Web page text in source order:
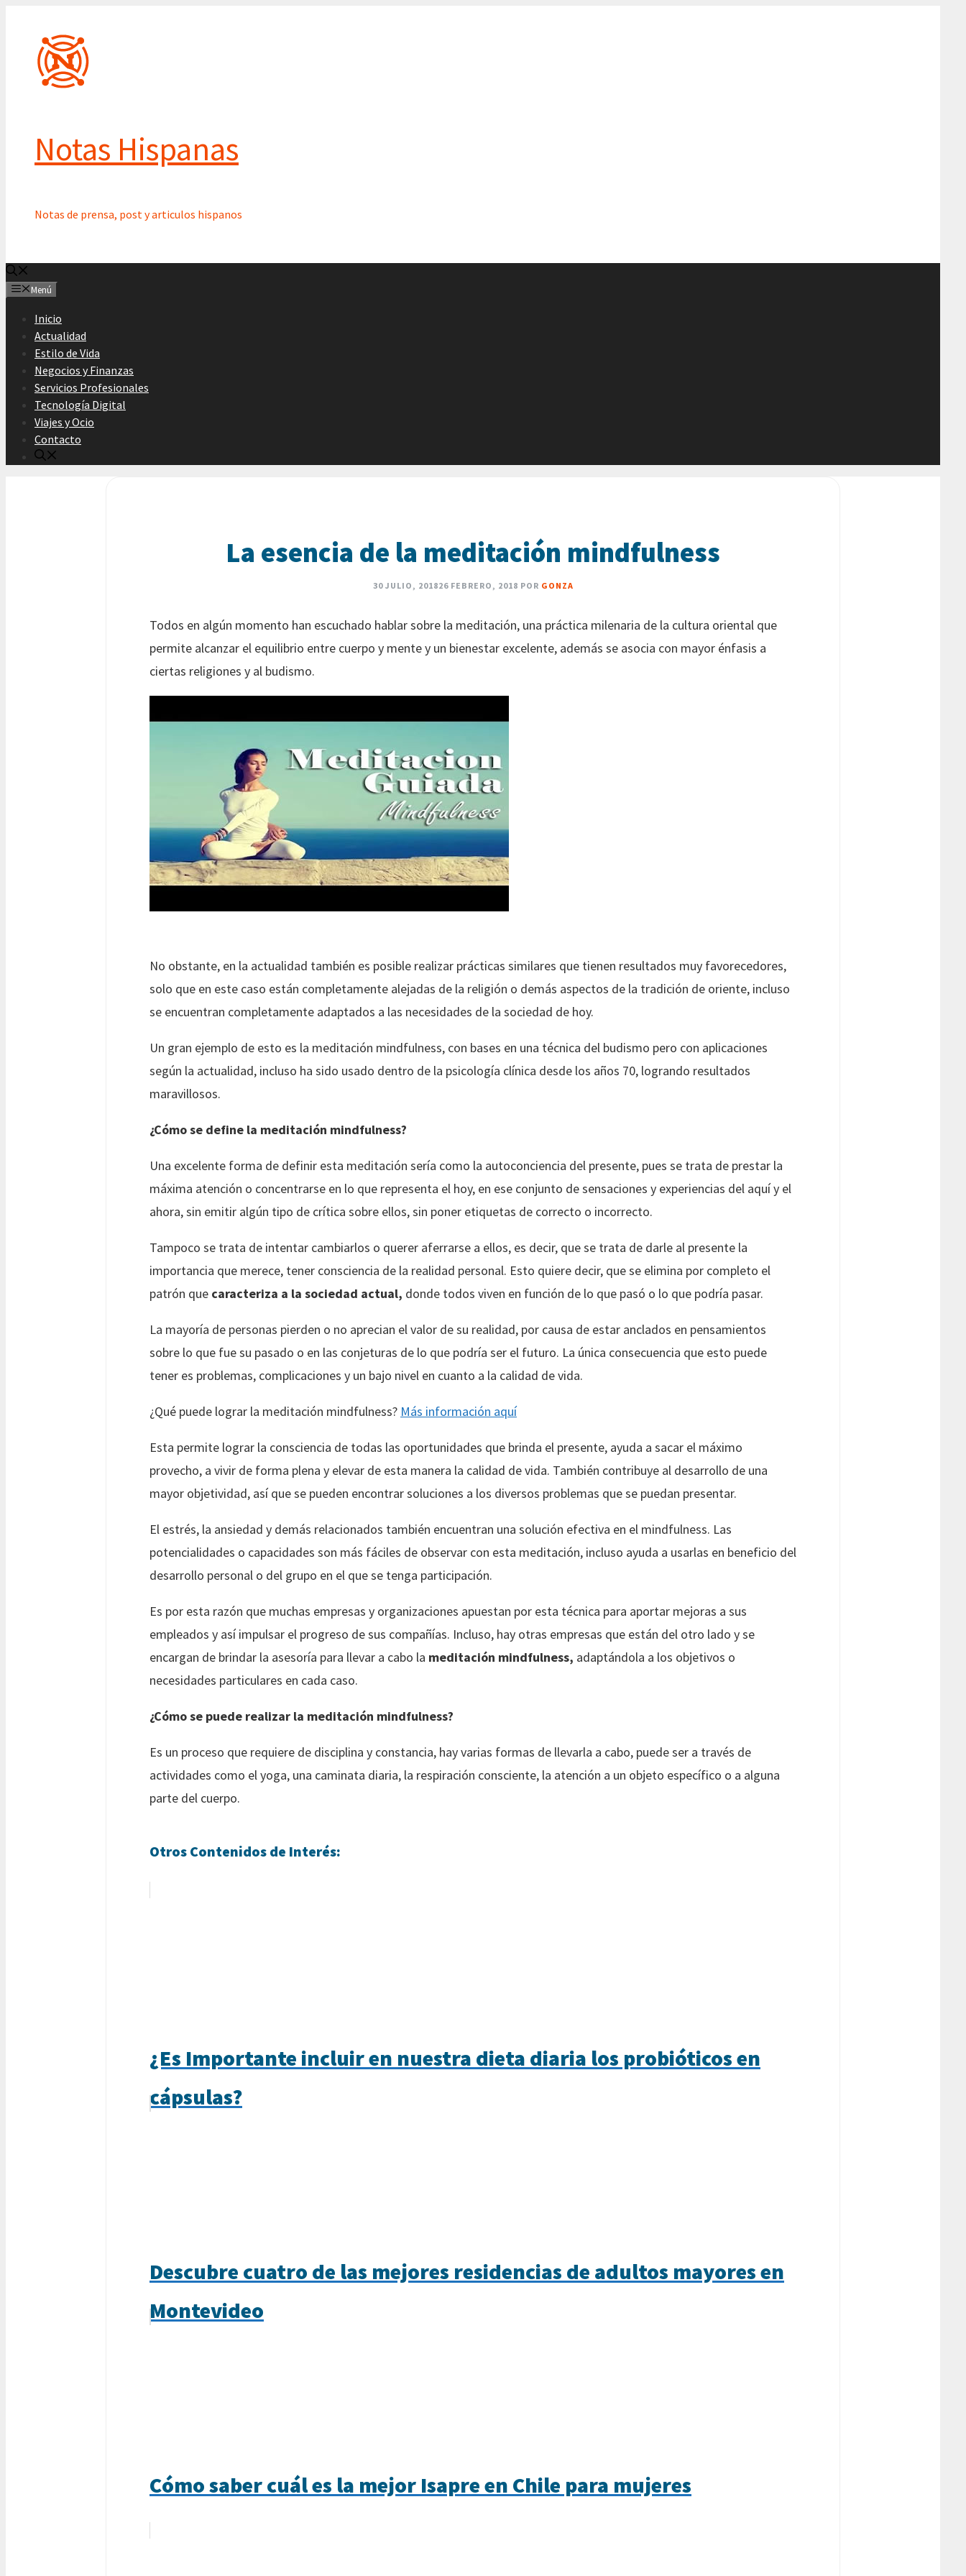
contenido
Notas Hispanas
Notas de prensa, post y articulos hispanos
Menú
Inicio
Actualidad
Estilo de Vida
Negocios y Finanzas
Servicios Profesionales
Tecnología Digital
Viajes y Ocio
Contacto
La esencia de la meditación mindfulness
30 JULIO, 201826 FEBRERO, 2018 POR GONZA
Todos en algún momento han escuchado hablar sobre la meditación, una práctica milenaria de la cultura oriental que
permite alcanzar el equilibrio entre cuerpo y mente y un bienestar excelente, además se asocia con mayor énfasis a
ciertas religiones y al budismo.
No obstante, en la actualidad también es posible realizar prácticas similares que tienen resultados muy favorecedores,
solo que en este caso están completamente alejadas de la religión o demás aspectos de la tradición de oriente, incluso
se encuentran completamente adaptados a las necesidades de la sociedad de hoy.
Un gran ejemplo de esto es la meditación mindfulness, con bases en una técnica del budismo pero con aplicaciones
según la actualidad, incluso ha sido usado dentro de la psicología clínica desde los años 70, logrando resultados
maravillosos.
¿Cómo se define la meditación mindfulness?
Una excelente forma de definir esta meditación sería como la autoconciencia del presente, pues se trata de prestar la
máxima atención o concentrarse en lo que representa el hoy, en ese conjunto de sensaciones y experiencias del aquí y el
ahora, sin emitir algún tipo de crítica sobre ellos, sin poner etiquetas de correcto o incorrecto.
Tampoco se trata de intentar cambiarlos o querer aferrarse a ellos, es decir, que se trata de darle al presente la
importancia que merece, tener consciencia de la realidad personal. Esto quiere decir, que se elimina por completo el
patrón que caracteriza a la sociedad actual, donde todos viven en función de lo que pasó o lo que podría pasar.
La mayoría de personas pierden o no aprecian el valor de su realidad, por causa de estar anclados en pensamientos
sobre lo que fue su pasado o en las conjeturas de lo que podría ser el futuro. La única consecuencia que esto puede
tener es problemas, complicaciones y un bajo nivel en cuanto a la calidad de vida.
¿Qué puede lograr la meditación mindfulness? Más información aquí
Esta permite lograr la consciencia de todas las oportunidades que brinda el presente, ayuda a sacar el máximo
provecho, a vivir de forma plena y elevar de esta manera la calidad de vida. También contribuye al desarrollo de una
mayor objetividad, así que se pueden encontrar soluciones a los diversos problemas que se puedan presentar.
El estrés, la ansiedad y demás relacionados también encuentran una solución efectiva en el mindfulness. Las
potencialidades o capacidades son más fáciles de observar con esta meditación, incluso ayuda a usarlas en beneficio del
desarrollo personal o del grupo en el que se tenga participación.
Es por esta razón que muchas empresas y organizaciones apuestan por esta técnica para aportar mejoras a sus
empleados y así impulsar el progreso de sus compañías. Incluso, hay otras empresas que están del otro lado y se
encargan de brindar la asesoría para llevar a cabo la meditación mindfulness, adaptándola a los objetivos o
necesidades particulares en cada caso.
¿Cómo se puede realizar la meditación mindfulness?
Es un proceso que requiere de disciplina y constancia, hay varias formas de llevarla a cabo, puede ser a través de
actividades como el yoga, una caminata diaria, la respiración consciente, la atención a un objeto específico o a alguna
parte del cuerpo.
Otros Contenidos de Interés:
¿Es Importante incluir en nuestra dieta diaria los probióticos en
cápsulas?
Descubre cuatro de las mejores residencias de adultos mayores en
Montevideo
Cómo saber cuál es la mejor Isapre en Chile para mujeres